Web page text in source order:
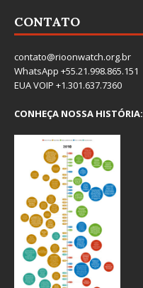
CONTATO
contato@rioonwatch.org.br
WhatsApp +55.21.998.865.151
EUA VOIP +1.301.637.7360
CONHEÇA NOSSA HISTÓRIA: